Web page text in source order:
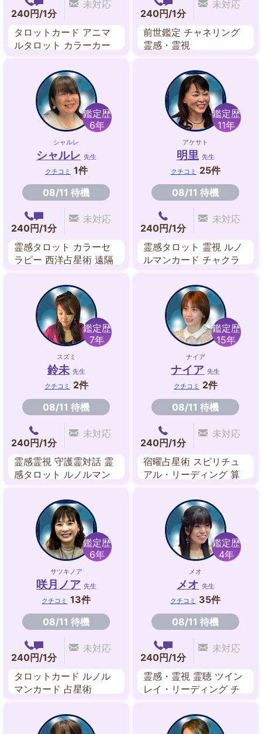
240円/1分
未対応
タロットカード アニマ
ルタロット カラーカー
ラム アニマルリーディ
ング 縁結び
240円/1分
未対応
前世鑑定 チャネリング
霊感・霊視
鑑定歴
6年
シャルレ
シャルレ 先生
クチコミ 1件
08/11 待機
240円/1分
未対応
霊感タロット カラーセ
ラピー 西洋占星術 遠隔
鑑定歴
11年
アケサト
明里 先生
クチコミ
25件
08/11 待機
240円/1分
未対応
霊感タロット 霊視 ルノ
ルマンカード チャクラ
鑑定歴
7年
スズミ
鈴未 先生
クチコミ
2件
08/11 待機
240円/1分
未対応
霊感霊視 守護霊対話 霊
感タロット ルノルマン
九星気学風水 フラワー
数秘術
鑑定歴
15年
ナイア
ナイア 先生
クチコミ
2件
08/11 待機
240円/1分
未対応
宿曜占星術 スピリチュ
アル・リーディング 算
守護神鑑定
鑑定歴
6年
サツキノア
咲月ノア 先生
クチコミ
13件
08/11 待機
240円/1分
未対応
タロットカード ルノル
マンカード 占星術
鑑定歴
4年
メオ
メオ 先生
クチコミ
35件
08/11 待機
240円/1分
未対応
霊感・霊視 霊聴 ツイン
レイ・リーディング チ
鑑定 霊感タロット 守護
霊対話